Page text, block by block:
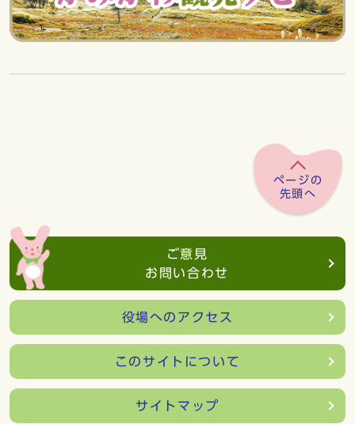
ページの
先頭へ
ご意見
お問い合わせ
役場へのアクセス
このサイトについて
サイトマップ